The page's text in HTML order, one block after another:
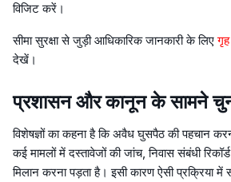
विजिट करें।
सीमा सुरक्षा से जुड़ी आधिकारिक जानकारी के लिए
देखें।
प्रशासन और कानून के सामने
विशेषज्ञों का कहना है कि अवैध घुसपैठ की पहचान
कई मामलों में दस्तावेजों की जांच, निवास संबंधी
मिलान करना पड़ता है। इसी कारण ऐसी प्रक्रिया